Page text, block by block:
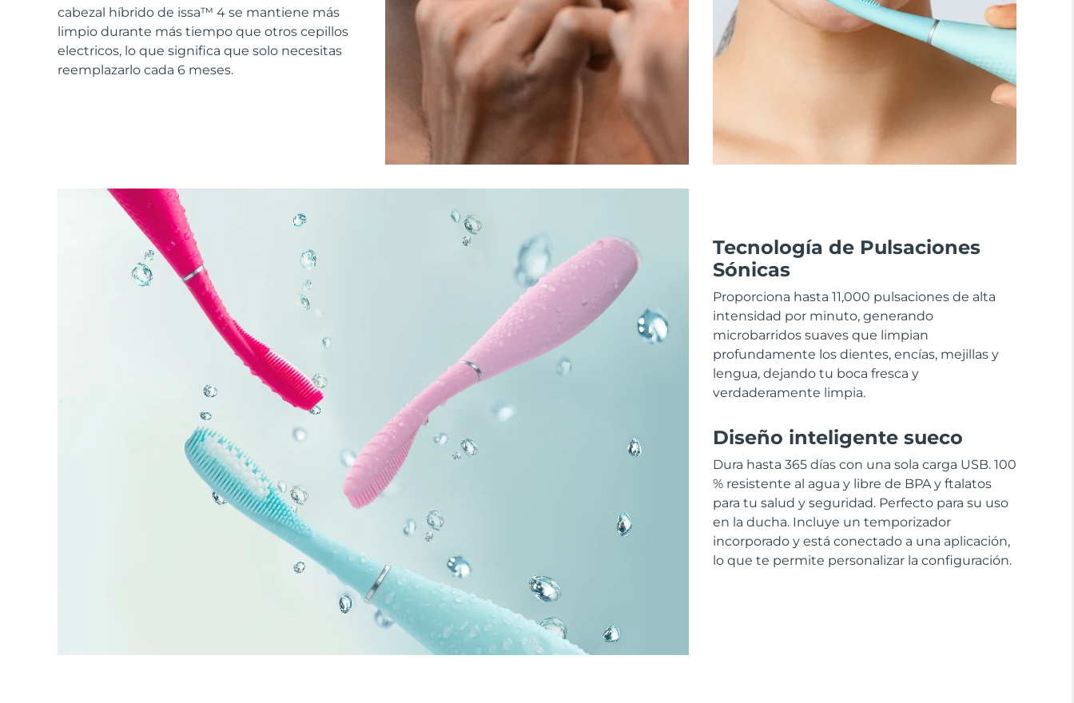
cabezal híbrido de issa™ 4 se mantiene más
limpio durante más tiempo que otros cepillos
electricos, lo que significa que solo necesitas
reemplazarlo cada 6 meses.
Tecnología de Pulsaciones
Sónicas
Proporciona hasta 11,000 pulsaciones de alta
intensidad por minuto, generando
microbarridos suaves que limpian
profundamente los dientes, encías, mejillas y
lengua, dejando tu boca fresca y
verdaderamente limpia.
Diseño inteligente sueco
Dura hasta 365 días con una sola carga USB. 100
% resistente al agua y libre de BPA y ftalatos
para tu salud y seguridad. Perfecto para su uso
en la ducha. Incluye un temporizador
incorporado y está conectado a una aplicación,
lo que te permite personalizar la configuración.
All acne treatment devices
All revitalizing eye massagers
Cuidado de la piel KIWI™
Serum
For healthy hair
issa™ Teeth Whitening Gel
18% PAP
Cosméticos Hombres